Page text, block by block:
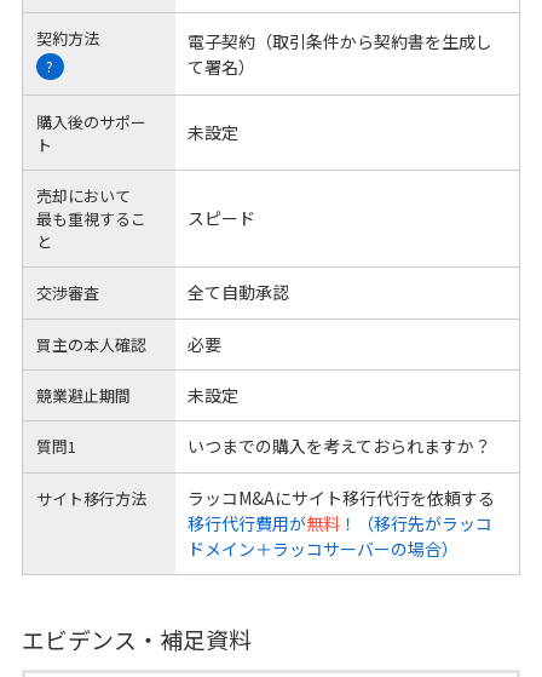
契約方法
?
電子契約（取引条件から契約書を生成し
て署名）
購入後のサポー
ト
未設定
売却において
最も重視するこ
と
スピード
交渉審査 全て自動承認
買主の本人確認 必要
競業避止期間 未設定
質問1 いつまでの購入を考えておられますか？
サイト移行方法
ラッコM&Aにサイト移行代行を依頼する
移行代行費用が無料！（移行先がラッコ
ドメイン＋ラッコサーバーの場合）
エビデンス・補足資料